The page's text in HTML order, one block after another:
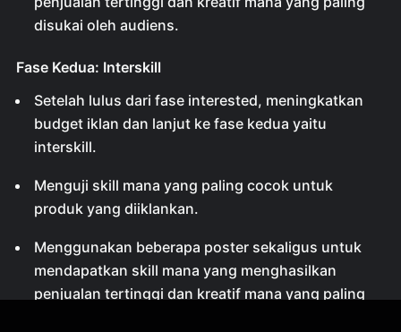
disukai oleh audiens.
Fase Kedua: Interskill
Setelah lulus dari fase interested, meningkatkan
budget iklan dan lanjut ke fase kedua yaitu
interskill.
Menguji skill mana yang paling cocok untuk
produk yang diiklankan.
Menggunakan beberapa poster sekaligus untuk
mendapatkan skill mana yang menghasilkan
penjualan tertinggi dan kreatif mana yang paling